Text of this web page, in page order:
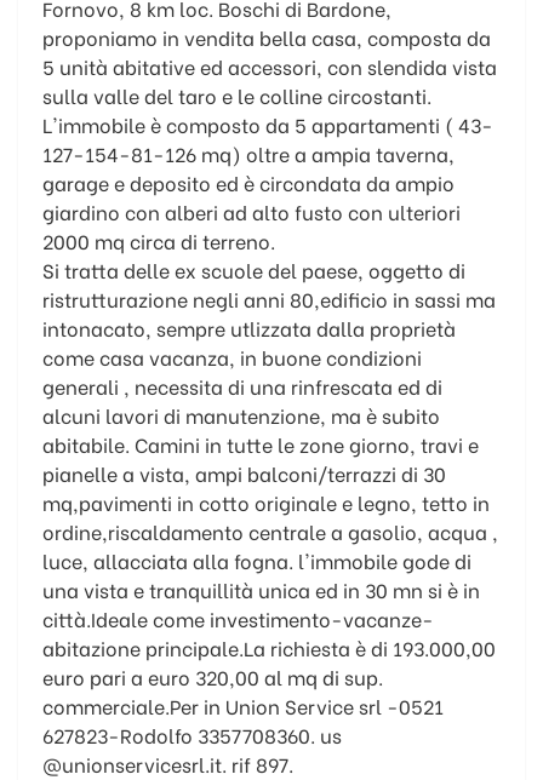
Fornovo, 8 km loc. Boschi di Bardone,
proponiamo in vendita bella casa, composta da
5 unità abitative ed accessori, con slendida vista
sulla valle del taro e le colline circostanti.
L'immobile è composto da 5 appartamenti ( 43-
127-154-81-126 mq) oltre a ampia taverna,
garage e deposito ed è circondata da ampio
giardino con alberi ad alto fusto con ulteriori
2000 mq circa di terreno.
Si tratta delle ex scuole del paese, oggetto di
ristrutturazione negli anni 80,edificio in sassi ma
intonacato, sempre utlizzata dalla proprietà
come casa vacanza, in buone condizioni
generali , necessita di una rinfrescata ed di
alcuni lavori di manutenzione, ma è subito
abitabile. Camini in tutte le zone giorno, travi e
pianelle a vista, ampi balconi/terrazzi di 30
mq,pavimenti in cotto originale e legno, tetto in
ordine,riscaldamento centrale a gasolio, acqua ,
luce, allacciata alla fogna. l'immobile gode di
una vista e tranquillità unica ed in 30 mn si è in
città.Ideale come investimento-vacanze-
abitazione principale.La richiesta è di 193.000,00
euro pari a euro 320,00 al mq di sup.
commerciale.Per in Union Service srl -0521
627823-Rodolfo 3357708360. us
@unionservicesrl.it. rif 897.